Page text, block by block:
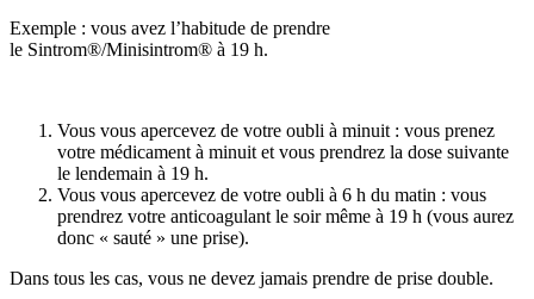
Exemple : vous avez l’habitude de prendre
le Sintrom®/Minisintrom® à 19 h.
Vous vous apercevez de votre oubli à minuit : vous prenez
votre médicament à minuit et vous prendrez la dose suivante
le lendemain à 19 h.
Vous vous apercevez de votre oubli à 6 h du matin : vous
prendrez votre anticoagulant le soir même à 19 h (vous aurez
donc « sauté » une prise).
Dans tous les cas, vous ne devez jamais prendre de prise double.